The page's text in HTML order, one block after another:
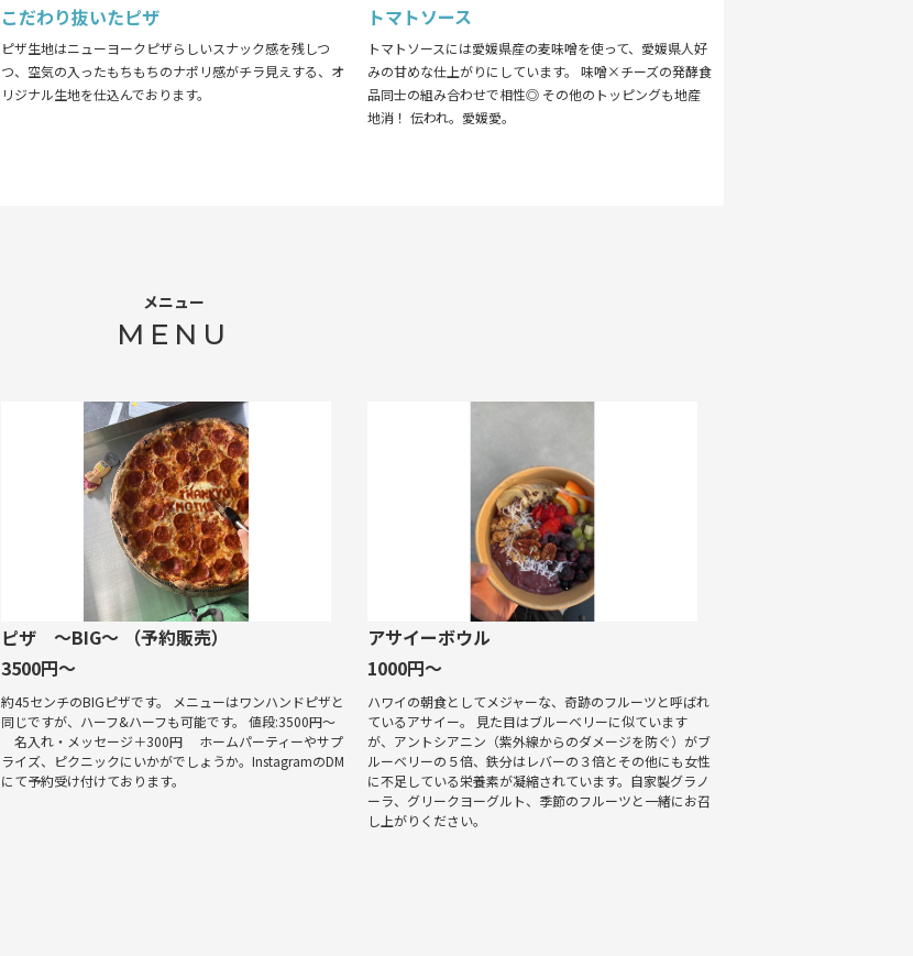
こだわり抜いたピザ
ピザ生地はニューヨークピザらしいスナック感を残しつ
つ、空気の入ったもちもちのナポリ感がチラ見えする、オ
リジナル生地を仕込んでおります。
トマトソース
トマトソースには愛媛県産の麦味噌を使って、愛媛県人好
みの甘めな仕上がりにしています。 味噌×チーズの発酵食
品同士の組み合わせで相性◎ その他のトッピングも地産
地消！ 伝われ。愛媛愛。
メニュー
MENU
ピザ 〜BIG〜 （予約販売）
3500円～
約45センチのBIGピザです。 メニューはワンハンドピザと
同じですが、ハーフ&ハーフも可能です。 値段:3500円〜
名入れ・メッセージ＋300円 ホームパーティーやサプ
ライズ、ピクニックにいかがでしょうか。InstagramのDM
にて予約受け付けております。
アサイーボウル
1000円～
ハワイの朝食としてメジャーな、奇跡のフルーツと呼ばれ
ているアサイー。 見た目はブルーベリーに似ています
が、アントシアニン（紫外線からのダメージを防ぐ）がブ
ルーベリーの５倍、鉄分はレバーの３倍とその他にも女性
に不足している栄養素が凝縮されています。自家製グラノ
ーラ、グリークヨーグルト、季節のフルーツと一緒にお召
し上がりください。